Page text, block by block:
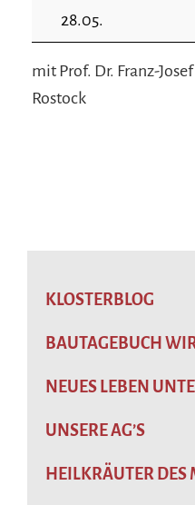
28.05.
mit Prof. Dr. Franz-
Rostock
KLOSTERBLOG
BAUTAGEBUCH
NEUES LEBEN
UNSERE AG’S
HEILKRÄUTER DES